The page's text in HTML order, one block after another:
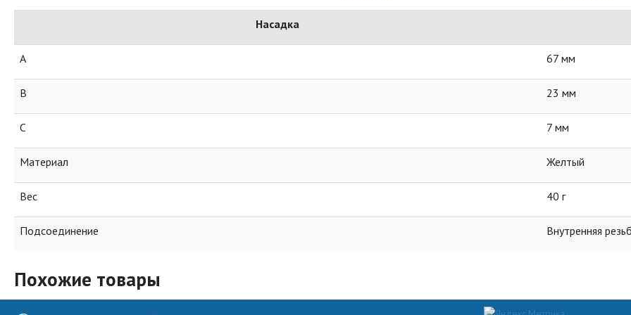
Насадка
А 67 мм
В 23 мм
С 7 мм
Материал Желтый
Вес 40 г
Подсоединение Внутренняя
Похожие товары